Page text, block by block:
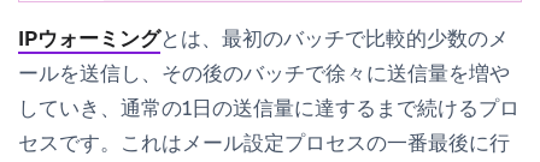
IPウォーミングとは、最初のバッチで比較的少数のメ
ールを送信し、その後のバッチで徐々に送信量を増や
していき、通常の1日の送信量に達するまで続けるプロ
セスです。これはメール設定プロセスの一番最後に行